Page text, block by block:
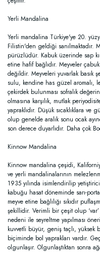
Yerli Mandalina
Yerli mandalina Türkiye'ye 20.
Filistin'den geldiği sanılmaktadır.
pürüzlüdür. Kabuk üzerinde sap
etine hafif bağlıdır. Meyveler
değildir. Meyveleri yuvarlak basık
sulu, kendine has güzel aromalı,
çekirdek bulunması sofralık
olmasına karşılık, mutlak
yapraklıdır. Düşük sıcaklıklara ve
olup genelde aralık sonu ocak
son derece duyarlıdır. Daha çok
Kinnow Mandalina
Kinnow mandalina çeşidi,
ve yerli mandalinalarının
1935 yılında isimlendirilip
kabuğu hasat döneminde sarı-
meyve etine bağlılığı sıkıdır
şekillidir. Verimli bir çeşit olup ‘var’
nedeni ile seyreltme yapılması
kuvvetli büyür, geniş taçlı, yüksek
biçiminde bol yaprakları vardır.
olgunlaşır. Olgunlaştıktan sonra